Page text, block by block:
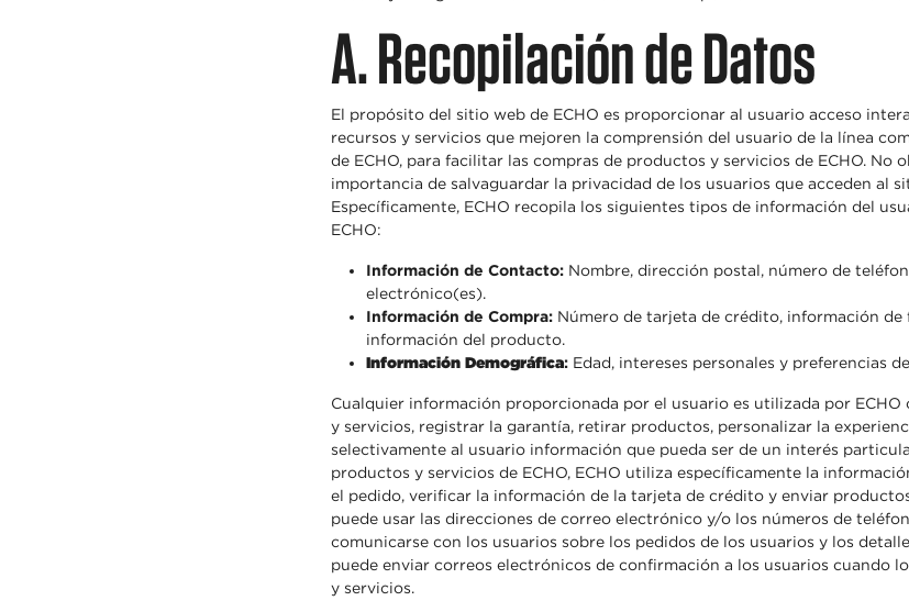
A. Recopilación de Datos
El propósito del sitio web de ECHO es proporcionar al usuario acceso
recursos y servicios que mejoren la comprensión del usuario de la línea
de ECHO, para facilitar las compras de productos y servicios de ECHO. No
importancia de salvaguardar la privacidad de los usuarios que acceden al
Específicamente, ECHO recopila los siguientes tipos de información del
ECHO:
Información de Contacto: Nombre, dirección postal, número de
electrónico(es).
Información de Compra:Número de tarjeta de crédito, información de
información del producto.
InformaciónDemográfica:Edad, intereses personales y preferencias
Cualquier información proporcionada por el usuario es utilizada por
y servicios, registrar la garantía, retirar productos, personalizar la
selectivamente al usuario información que pueda ser de un interés
productos y servicios de ECHO, ECHO utiliza específicamente la
el pedido, verificar la información de la tarjeta de crédito y enviar
puede usar las direcciones de correo electrónico y/o los números de
comunicarse con los usuarios sobre los pedidos de los usuarios y los
puede enviar correos electrónicos de confirmación a los usuarios cuando
y servicios.